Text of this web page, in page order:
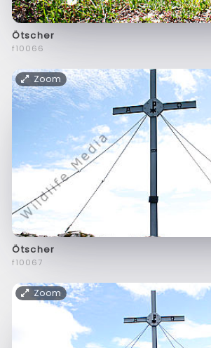
Ötscher
f10066
Zoom
Ötscher
f10067
Zoom